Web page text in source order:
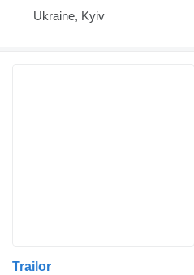
Ukraine, Kyiv
Trailor